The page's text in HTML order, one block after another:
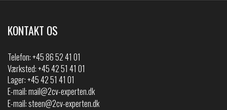
KONTAKT OS
Telefon:+45 86 52 41 01
Værksted: +45 42 51 41 01
Lager: +45 42 51 41 01
E-mail:mail@2cv-experten.dk
E-mail:steen@2cv-experten.dk